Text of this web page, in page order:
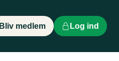
Bliv medlem Log ind